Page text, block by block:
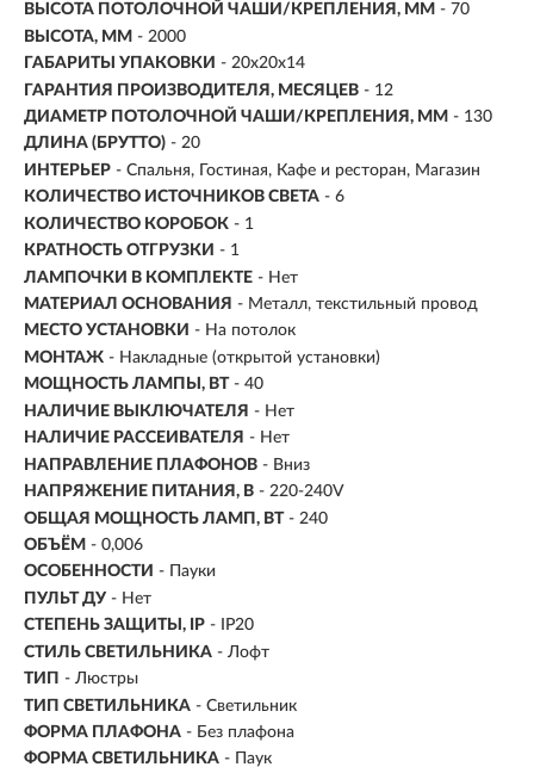
ВЫСОТА ПОТОЛОЧНОЙ ЧАШИ/КРЕПЛЕНИЯ, ММ - 70
ВЫСОТА, ММ - 2000
ГАБАРИТЫ УПАКОВКИ - 20x20x14
ГАРАНТИЯ ПРОИЗВОДИТЕЛЯ, МЕСЯЦЕВ - 12
ДИАМЕТР ПОТОЛОЧНОЙ ЧАШИ/КРЕПЛЕНИЯ, ММ - 130
ДЛИНА (БРУТТО) - 20
ИНТЕРЬЕР - Спальня, Гостиная, Кафе и ресторан, Магазин
КОЛИЧЕСТВО ИСТОЧНИКОВ СВЕТА - 6
КОЛИЧЕСТВО КОРОБОК - 1
КРАТНОСТЬ ОТГРУЗКИ - 1
ЛАМПОЧКИ В КОМПЛЕКТЕ - Нет
МАТЕРИАЛ ОСНОВАНИЯ - Металл, текстильный провод
МЕСТО УСТАНОВКИ - На потолок
МОНТАЖ - Накладные (открытой установки)
МОЩНОСТЬ ЛАМПЫ, ВТ - 40
НАЛИЧИЕ ВЫКЛЮЧАТЕЛЯ - Нет
НАЛИЧИЕ РАССЕИВАТЕЛЯ - Нет
НАПРАВЛЕНИЕ ПЛАФОНОВ - Вниз
НАПРЯЖЕНИЕ ПИТАНИЯ, В - 220-240V
ОБЩАЯ МОЩНОСТЬ ЛАМП, ВТ - 240
ОБЪЁМ - 0,006
ОСОБЕННОСТИ - Пауки
ПУЛЬТ ДУ - Нет
СТЕПЕНЬ ЗАЩИТЫ, IP - IP20
СТИЛЬ СВЕТИЛЬНИКА - Лофт
ТИП - Люстры
ТИП СВЕТИЛЬНИКА - Светильник
ФОРМА ПЛАФОНА - Без плафона
ФОРМА СВЕТИЛЬНИКА - Паук